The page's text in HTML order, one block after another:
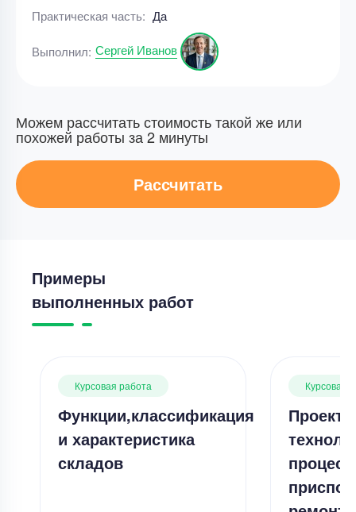
Практическая часть: Да
Выполнил: Сергей Иванов
Можем рассчитать стоимость такой же или
похожей работы за 2 минуты
Рассчитать
Примеры
выполненных работ
Курсовая работа
Функции,классификация
и характеристика
складов
Курсовая